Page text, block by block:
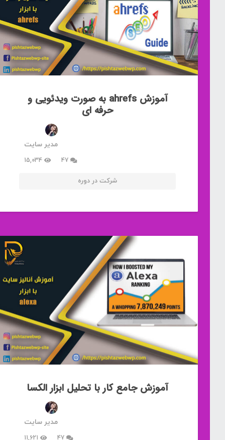
آموزش ahrefs به صورت ویدئویی و
حرفه ای
مدیر سایت
47دیدگاه 15,034
شرکت در دوره
آموزش جامع کار با تحلیل ابزار الکسا
مدیر سایت
47دیدگاه 11,621